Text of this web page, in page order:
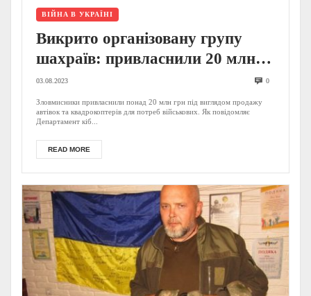
ВІЙНА В УКРАЇНІ
Викрито організовану групу
шахраїв: привласнили 20 млн
грн волонтерів та
військовослужбовців (ФОТО,
ВІДЕО)
03.08.2023 0
Зловмисники привласнили понад 20 млн грн під виглядом продажу
автівок та квадрокоптерів для потреб військових. Як повідомляє
Департамент кіб...
READ MORE